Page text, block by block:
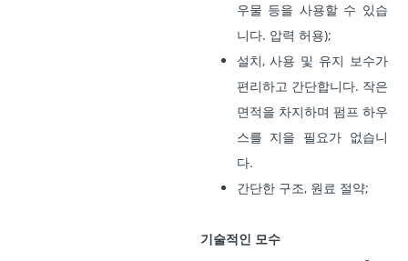
우물 등을 사용할 수 있습
니다. 압력 허용);
설치, 사용 및 유지 보수가
편리하고 간단합니다. 작은
면적을 차지하며 펌프 하우
스를 지을 필요가 없습니
다.
간단한 구조, 원료 절약;
기술적인 모수